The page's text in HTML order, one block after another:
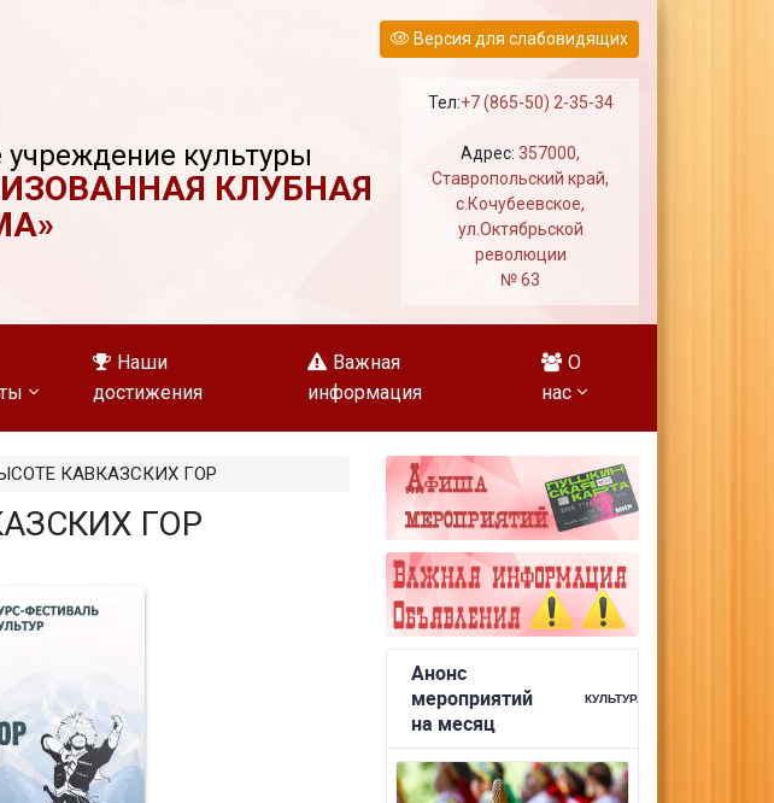
Версия для слабовидящих
культуры
КЛУБНАЯ
Тел:+7 (865-50) 2-35-34
Адрес:357000,
Ставропольский край,
с.Кочубеевское,
ул.Октябрьской
революции
№ 63
Наши
достижения
Важная
информация
О
нас
КАВКАЗСКИХ ГОР
ГОР